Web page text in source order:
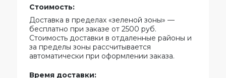
Стоимость:
Доставка в пределах «зеленой зоны» —
бесплатно при заказе от 2500 руб.
Стоимость доставки в отдаленные районы и
за пределы зоны рассчитывается
автоматически при оформлении заказа.
Время доставки: